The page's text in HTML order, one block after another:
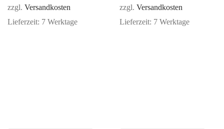
zzgl. Versandkosten
Lieferzeit: 7 Werktage
zzgl. Versandkosten
Lieferzeit: 7 Werktage